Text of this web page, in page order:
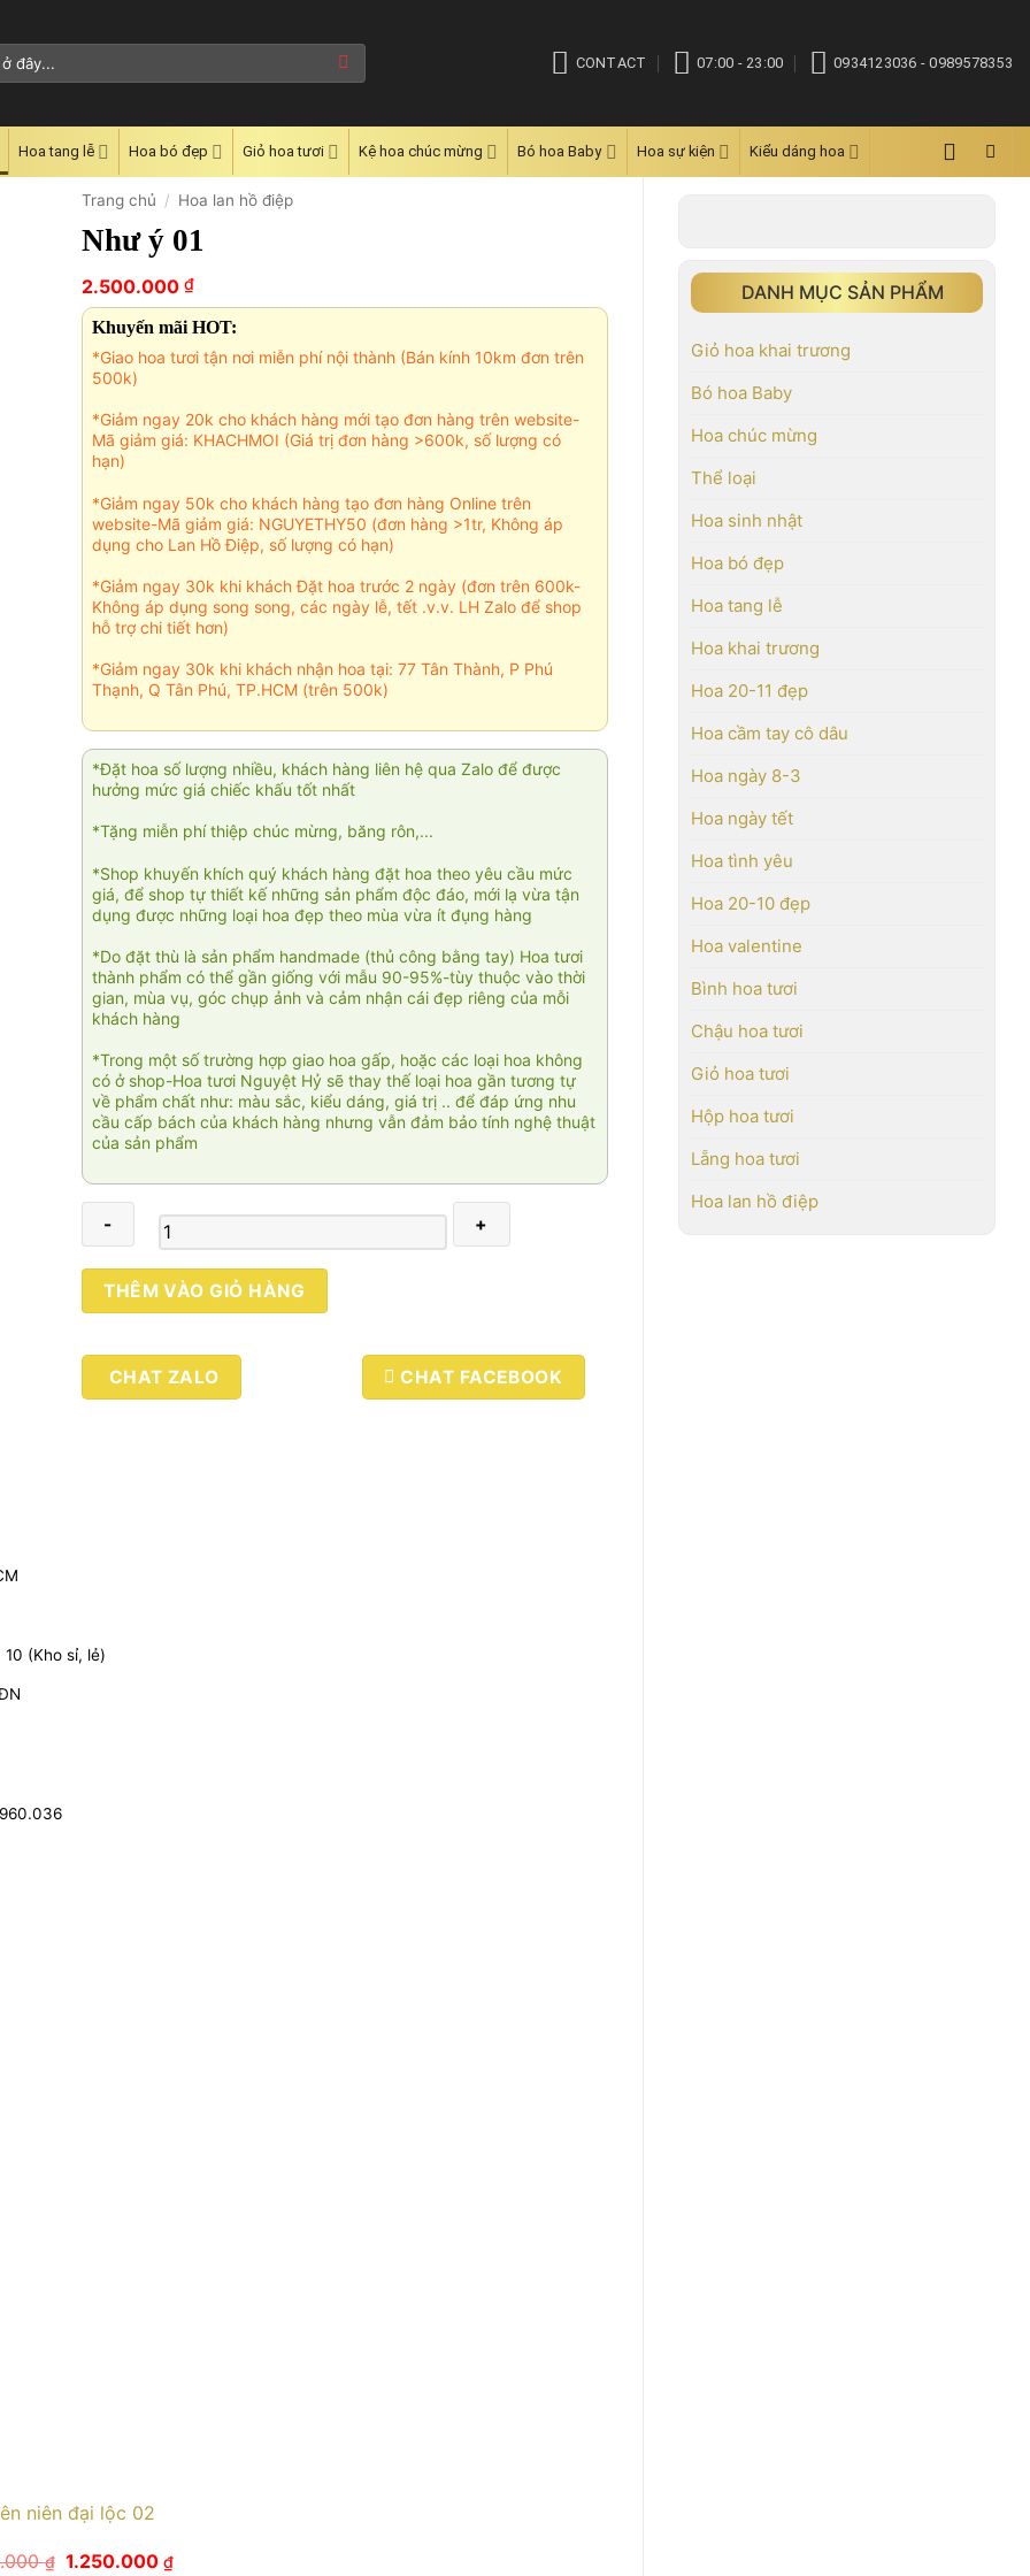
CONTACT 07:00 - 23:00 0934123036 - 0989578353
Hoa tang lễ Hoa bó đẹp Giỏ hoa tươi Kệ hoa chúc mừng Bó hoa Baby Hoa sự kiện Kiểu dáng hoa
DANH MỤC SẢN PHẨM
Giỏ hoa khai trương
Bó hoa Baby
Hoa chúc mừng
Thể loại
Hoa sinh nhật
Hoa bó đẹp
Hoa tang lễ
Hoa khai trương
Hoa 20-11 đẹp
Hoa cầm tay cô dâu
Hoa ngày 8-3
Hoa ngày tết
Hoa tình yêu
Hoa 20-10 đẹp
Hoa valentine
Bình hoa tươi
Chậu hoa tươi
Giỏ hoa tươi
Hộp hoa tươi
Lẵng hoa tươi
Hoa lan hồ điệp
Trang chủ / Hoa lan hồ điệp
Như ý 01
2.500.000 ₫
Khuyến mãi HOT:
*Giao hoa tươi tận nơi miễn phí nội thành (Bán kính 10km đơn trên
500k)
*Giảm ngay 20k cho khách hàng mới tạo đơn hàng trên website-
Mã giảm giá: KHACHMOI (Giá trị đơn hàng >600k, số lượng có
hạn)
*Giảm ngay 50k cho khách hàng tạo đơn hàng Online trên
website-Mã giảm giá: NGUYETHY50 (đơn hàng >1tr, Không áp
dụng cho Lan Hồ Điệp, số lượng có hạn)
*Giảm ngay 30k khi khách Đặt hoa trước 2 ngày (đơn trên 600k-
Không áp dụng song song, các ngày lễ, tết .v.v. LH Zalo để shop
hỗ trợ chi tiết hơn)
*Giảm ngay 30k khi khách nhận hoa tại: 77 Tân Thành, P Phú
Thạnh, Q Tân Phú, TP.HCM (trên 500k)
*Đặt hoa số lượng nhiều, khách hàng liên hệ qua Zalo để được
hưởng mức giá chiếc khấu tốt nhất
*Tặng miễn phí thiệp chúc mừng, băng rôn,...
*Shop khuyến khích quý khách hàng đặt hoa theo yêu cầu mức
giá, để shop tự thiết kế những sản phẩm độc đáo, mới lạ vừa tận
dụng được những loại hoa đẹp theo mùa vừa ít đụng hàng
*Do đặt thù là sản phẩm handmade (thủ công bằng tay) Hoa tươi
thành phẩm có thể gần giống với mẫu 90-95%-tùy thuộc vào thời
gian, mùa vụ, góc chụp ảnh và cảm nhận cái đẹp riêng của mỗi
khách hàng
*Trong một số trường hợp giao hoa gấp, hoặc các loại hoa không
có ở shop-Hoa tươi Nguyệt Hỷ sẽ thay thế loại hoa gần tương tự
về phẩm chất như: màu sắc, kiểu dáng, giá trị .. để đáp ứng nhu
cầu cấp bách của khách hàng nhưng vẫn đảm bảo tính nghệ thuật
của sản phẩm
Như
ý
số
lượng
THÊM VÀO GIỎ HÀNG
CHAT ZALO CHAT FACEBOOK
(Kho sỉ, lẻ)
niên đại lộc 02
₫ Giá
1.250.000₫Giá